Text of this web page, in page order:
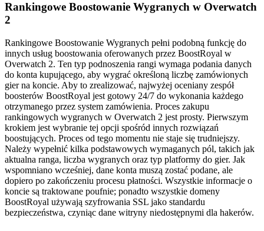
Rankingowe Boostowanie Wygranych w Overwatch
2
Rankingowe Boostowanie Wygranych pełni podobną funkcję do
innych usług boostowania oferowanych przez BoostRoyal w
Overwatch 2. Ten typ podnoszenia rangi wymaga podania danych
do konta kupującego, aby wygrać określoną liczbę zamówionych
gier na koncie. Aby to zrealizować, najwyżej oceniany zespół
boosterów BoostRoyal jest gotowy 24/7 do wykonania każdego
otrzymanego przez system zamówienia. Proces zakupu
rankingowych wygranych w Overwatch 2 jest prosty. Pierwszym
krokiem jest wybranie tej opcji spośród innych rozwiązań
boostujących. Proces od tego momentu nie staje się trudniejszy.
Należy wypełnić kilka podstawowych wymaganych pól, takich jak
aktualna ranga, liczba wygranych oraz typ platformy do gier. Jak
wspomniano wcześniej, dane konta muszą zostać podane, ale
dopiero po zakończeniu procesu płatności. Wszystkie informacje o
koncie są traktowane poufnie; ponadto wszystkie domeny
BoostRoyal używają szyfrowania SSL jako standardu
bezpieczeństwa, czyniąc dane witryny niedostępnymi dla hakerów.